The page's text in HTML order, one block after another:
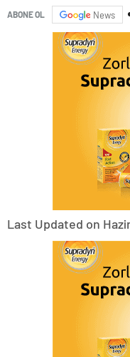
ABONE OL News
Last Updated on